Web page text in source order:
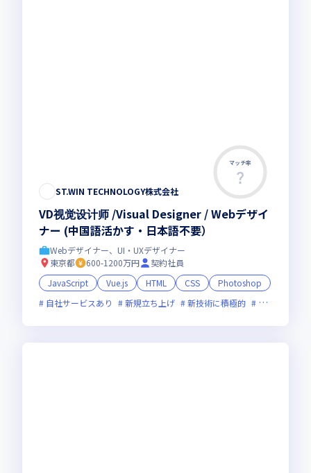
マッチ率
ST.WIN TECHNOLOGY株式会社
VD视觉设计师 /Visual Designer / Webデザイ
ナー (中国語活かす・日本語不要）
Webデザイナー、UI・UXデザイナー
東京都
600-1200万円
契約社員
JavaScript
Vue.js HTML CSS
Photoshop
自社サービスあり
新規立ち上げ 新技術に積極的 面接1回